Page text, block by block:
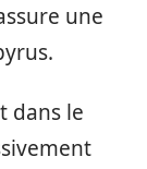
une
dans le